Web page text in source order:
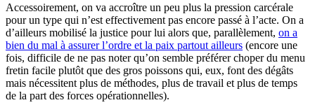
Accessoirement, on va accroître un peu plus la pression carcérale
pour un type qui n’est effectivement pas encore passé à l’acte. On a
d’ailleurs mobilisé la justice pour lui alors que, parallèlement, on a
bien du mal à assurer l’ordre et la paix partout ailleurs (encore une
fois, difficile de ne pas noter qu’on semble préférer choper du menu
fretin facile plutôt que des gros poissons qui, eux, font des dégâts
mais nécessitent plus de méthodes, plus de travail et plus de temps
de la part des forces opérationnelles).